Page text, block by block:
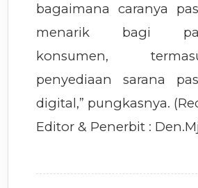
bagaimana caranya
menarik bagi
konsumen,
penyediaan sarana
digital,” pungkasnya.
Editor & Penerbit : Den.Mj